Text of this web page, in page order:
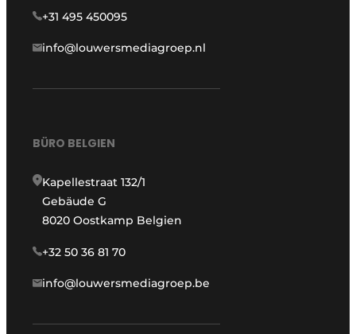
+31 495 450095
info@louwersmediagroep.nl
BÜRO BELGIEN
Kapellestraat 132/1
Gebäude G
8020 Oostkamp Belgien
+32 50 36 81 70
info@louwersmediagroep.be